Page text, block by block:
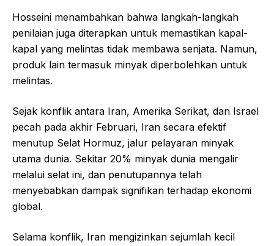
Hosseini menambahkan bahwa langkah-langkah
penilaian juga diterapkan untuk memastikan kapal-
kapal yang melintas tidak membawa senjata. Namun,
produk lain termasuk minyak diperbolehkan untuk
melintas.
Sejak konflik antara Iran, Amerika Serikat, dan Israel
pecah pada akhir Februari, Iran secara efektif
menutup Selat Hormuz, jalur pelayaran minyak
utama dunia. Sekitar 20% minyak dunia mengalir
melalui selat ini, dan penutupannya telah
menyebabkan dampak signifikan terhadap ekonomi
global.
Selama konflik, Iran mengizinkan sejumlah kecil